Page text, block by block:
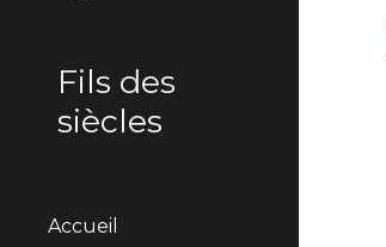
Fils des
siècles
Accueil